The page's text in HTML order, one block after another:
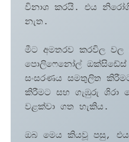
විනාශ කරයි. එය
නැත.
මීට අමතරව කරවිල
පොලිෆෙනෝල්
සංසරණය සමතුලිත
කිරීමට සහ ගැඹුරු ශිරා
වළක්වා ගත හැකිය.
ඔබ මෙය කියවූ පසු,